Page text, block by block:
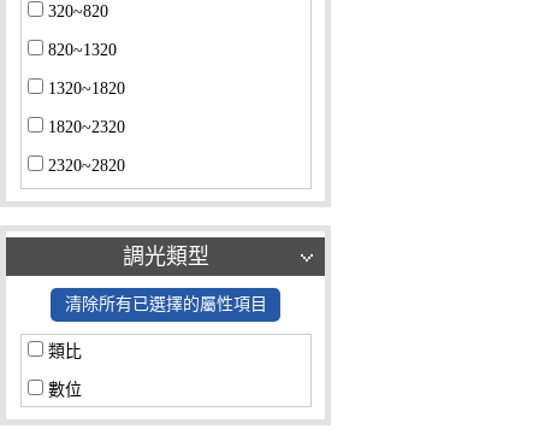
320~820
820~1320
1320~1820
1820~2320
2320~2820
2820~3000
調光類型
清除所有已選擇的屬性項目
類比
數位